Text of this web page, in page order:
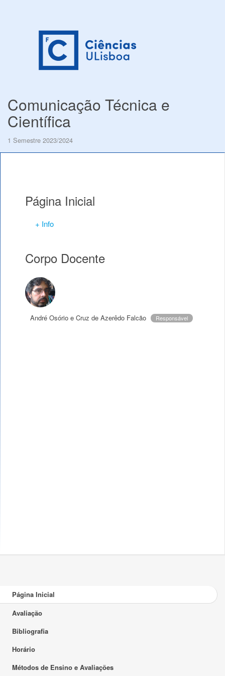
Comunicação Técnica e
Científica
1 Semestre 2023/2024
Página Inicial
+ Info
Corpo Docente
André Osório e Cruz de Azerêdo Falcão Responsável
Página Inicial
Avaliação
Bibliografia
Horário
Métodos de Ensino e Avaliações